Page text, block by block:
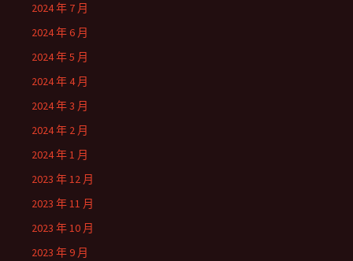
2024 年 7 月
2024 年 6 月
2024 年 5 月
2024 年 4 月
2024 年 3 月
2024 年 2 月
2024 年 1 月
2023 年 12 月
2023 年 11 月
2023 年 10 月
2023 年 9 月